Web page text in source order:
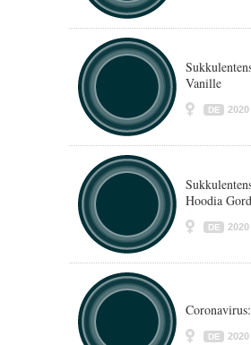
Vanille
DE 2020
Hoodia
DE 2020
DE 2020